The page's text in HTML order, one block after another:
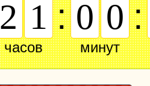
2 0
часов
: 5 9
минут
: